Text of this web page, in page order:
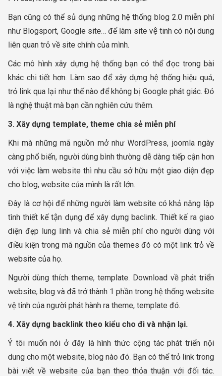
Bạn cũng có thể sủ dụng những hệ thống blog 2.0 miễn phí
như Blogsport, Google site… để làm site vệ tinh có nội dung
liên quan trỏ về site chính của mình.
Các mô hình xây dựng hệ thống bạn có thể đọc trong bài
khác chi tiết hơn. Làm sao để xây dựng hệ thống hiệu quả,
trỏ link qua lại như thế nào để không bị Google phát giác. Đó
là nghệ thuật mà bạn cần nghiên cứu thêm.
3. Xây dựng template, theme chia sẻ miễn phí
Khi mà những mã nguồn mở như WordPress, joomla ngày
càng phổ biến, người dùng bình thường dễ dàng tiếp cận hơn
với việc làm website thì nhu cầu sở hữu một giao diện đẹp
cho blog, website của mình là rất lớn.
Đây là cơ hội để những người làm website có khả năng lập
tình thiết kế tận dụng để xây dựng baclink. Thiết kế ra giao
diện đẹp lung linh và chia sẻ miễn phí cho người dùng với
điều kiện trong mã nguồn của themes đó có một link trỏ về
website của họ.
Người dùng thích theme, template. Download về phát triển
website, blog và đã trở thành 1 phần trong hệ thống website
vệ tinh của người phát hành ra theme, template đó.
4. Xây dựng backlink theo kiểu cho đi và nhận lại.
Ý tôi muốn nói ở đây là hình thức cộng tác phát triển nội
dung cho một website, blog nào đó. Bạn có thể trỏ link trong
bài viết về website của bạn theo thỏa thuận với đối tác.